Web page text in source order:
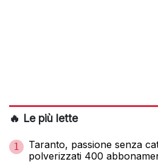
🔥 Le più lette
1
Taranto, passione senza
polverizzati 400